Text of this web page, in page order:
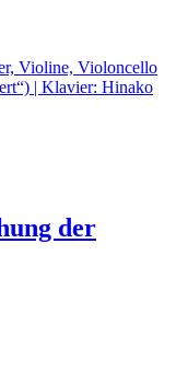
Violine, Violoncello
| Klavier: Hinako
der